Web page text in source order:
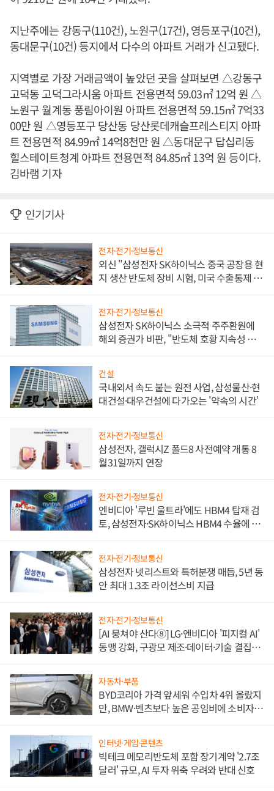
지난주에는 강동구(110건), 노원구(17건), 영등포구(10건),
동대문구(10건) 등지에서 다수의 아파트 거래가 신고됐다.
지역별로 가장 거래금액이 높았던 곳을 살펴보면 △강동구
고덕동 고덕그라시움 아파트 전용면적 59.03㎡ 12억 원 △
노원구 월계동 풍림아이원 아파트 전용면적 59.15㎡ 7억33
00만 원 △영등포구 당산동 당산롯데캐슬프레스티지 아파
트 전용면적 84.99㎡ 14억8천만 원 △동대문구 답십리동
힐스테이트청계 아파트 전용면적 84.85㎡ 13억 원 등이다.
김바램 기자
인기기사
전자·전기·정보통신
외신 "삼성전자 SK하이닉스 중국 공장용 현
지 생산 반도체 장비 시험, 미국 수출통제 대
전자·전기·정보통신
삼성전자 SK하이닉스 소극적 주주환원에
해외 증권가 비판, "반도체 호황 지속성 의
건설
국내외서 속도 붙는 원전 사업, 삼성물산·현
대건설·대우건설에 다가오는 '약속의 시간'
전자·전기·정보통신
삼성전자, 갤럭시Z 폴드8 사전예약 개통 8
월31일까지 연장
전자·전기·정보통신
엔비디아 '루빈 울트라'에도 HBM4 탑재 검
토, 삼성전자·SK하이닉스 HBM4 수율에 주
전자·전기·정보통신
삼성전자 넷리스트와 특허분쟁 매듭, 5년 동
안 최대 1.3조 라이선스비 지급
전자·전기·정보통신
[AI 뭉쳐야 산다⑧] LG·엔비디아 '피지컬 AI'
동맹 강화, 구광모 제조·데이터·기술 결집
자동차·부품
BYD코리아 가격 앞세워 수입차 4위 올랐지
만, BMW·벤츠보다 높은 공임비에 소비자
인터넷·게임·콘텐츠
빅테크 메모리반도체 포함 장기계약 '2.7조
달러' 규모, AI 투자 위축 우려와 반대 신호